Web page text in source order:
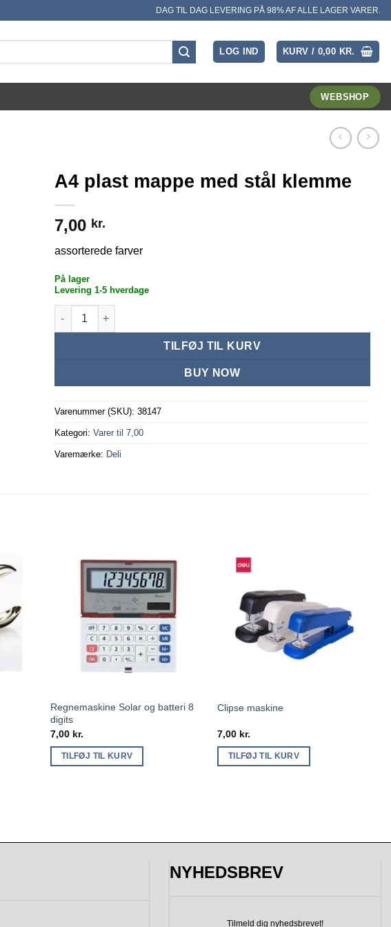
DAG TIL DAG LEVERING PÅ 98% AF ALLE LAGER VARER.
LOG IND KURV / 0,00 KR.
WEBSHOP
A4 plast mappe med stål klemme
7,00 kr.
assorterede farver
På lager
Levering 1-5 hverdage
A4 plast mappe med stål klemme antal
TILFØJ TIL KURV
BUY NOW
Varenummer (SKU): 38147
Kategori: Varer til 7,00
Varemærke: Deli
Regnemaskine Solar og batteri 8
digits
7,00 kr.
TILFØJ TIL KURV
Clipse maskine
7,00 kr.
TILFØJ TIL KURV
NYHEDSBREV
Tilmeld dig nyhedsbrevet!